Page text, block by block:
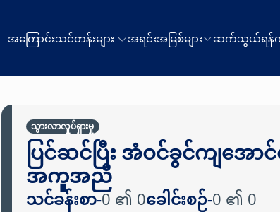
အကြောင်းသင်တန်းများ အရင်းအမြစ်များ ဆက်သွယ်ရန်
သွားလာလှုပ်ရှားမှု
ပြင်ဆင်ပြီး အံဝင်ခွင်ကျအ
အကူအညီ
သင်ခန်းစာ-0 ၏ 0ခေါင်းစဉ်-0 ၏ 0